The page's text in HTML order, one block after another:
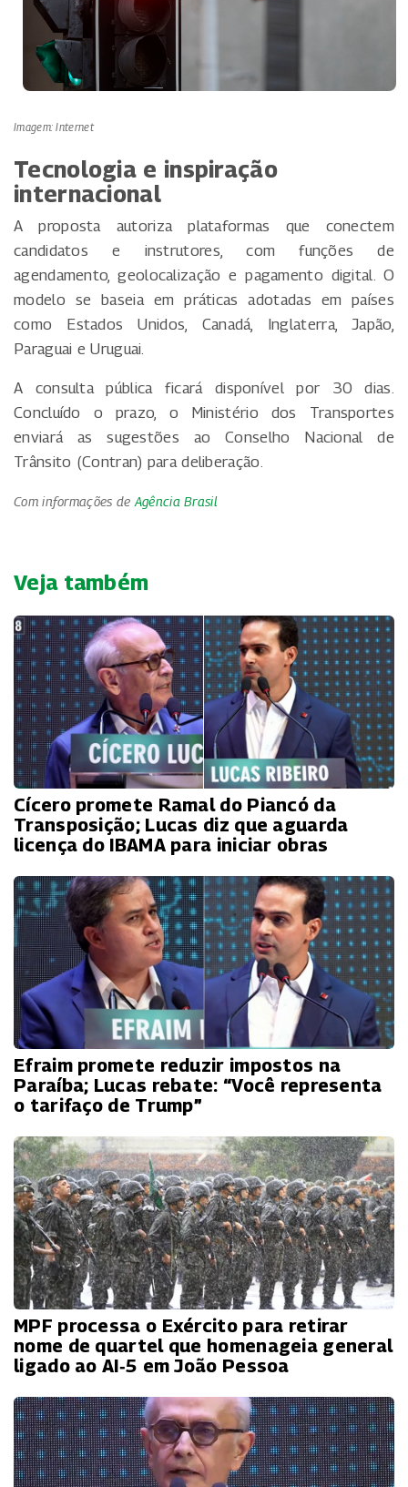
Imagem: Internet
Tecnologia e inspiração
internacional
A proposta autoriza plataformas que conectem
candidatos e instrutores, com funções de
agendamento, geolocalização e pagamento digital. O
modelo se baseia em práticas adotadas em países
como Estados Unidos, Canadá, Inglaterra, Japão,
Paraguai e Uruguai.
A consulta pública ficará disponível por 30 dias.
Concluído o prazo, o Ministério dos Transportes
enviará as sugestões ao Conselho Nacional de
Trânsito (Contran) para deliberação.
Com informações de Agência Brasil
Veja também
Cícero promete Ramal do Piancó da
Transposição; Lucas diz que aguarda
licença do IBAMA para iniciar obras
Efraim promete reduzir impostos na
Paraíba; Lucas rebate: “Você representa
o tarifaço de Trump”
MPF processa o Exército para retirar
nome de quartel que homenageia general
ligado ao AI‑5 em João Pessoa